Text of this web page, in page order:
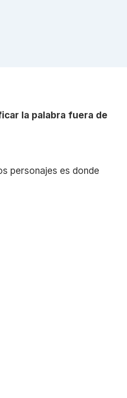
la palabra fuera de